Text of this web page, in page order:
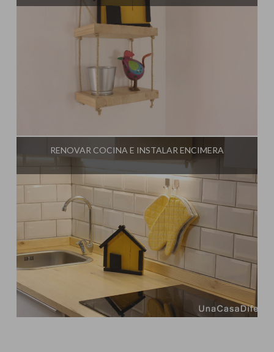
RENOVAR COCINA E INSTALAR ENCIMERA
Influencer: Una Casa Diferente